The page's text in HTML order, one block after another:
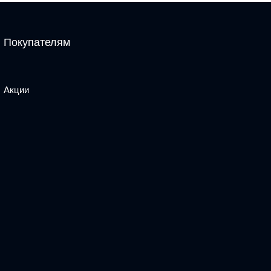
Покупателям
Акции